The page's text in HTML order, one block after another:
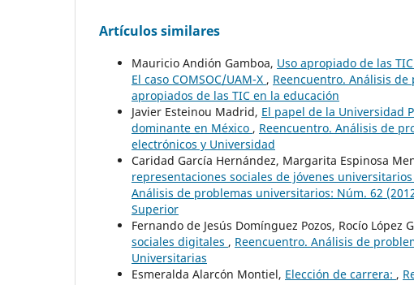
Artículos similares
Mauricio Andión Gamboa, Uso apropiado de las
El caso COMSOC/UAM-X , Reencuentro. Análisis de
apropiados de las TIC en la educación
Javier Esteinou Madrid, El papel de la Universidad
dominante en México , Reencuentro. Análisis de
electrónicos y Universidad
Caridad García Hernández, Margarita Espinosa
representaciones sociales de jóvenes
Análisis de problemas universitarios: Núm. 62
Superior
Fernando de Jesús Domínguez Pozos, Rocío López
sociales digitales , Reencuentro. Análisis de
Universitarias
Esmeralda Alarcón Montiel, Elección de carrera: ,